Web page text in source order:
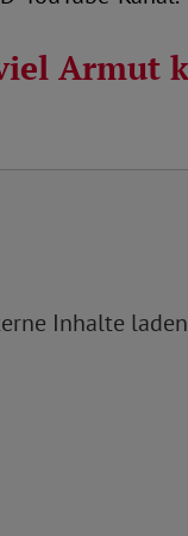
Armut
Inhalte